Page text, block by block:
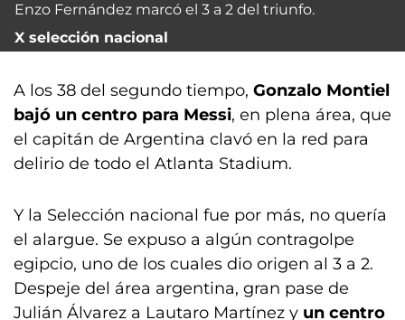
Enzo Fernández marcó el 3 a 2 del triunfo.
X selección nacional
A los 38 del segundo tiempo, Gonzalo Montiel
bajó un centro para Messi, en plena área, que
el capitán de Argentina clavó en la red para
delirio de todo el Atlanta Stadium.
Y la Selección nacional fue por más, no quería
el alargue. Se expuso a algún contragolpe
egipcio, uno de los cuales dio origen al 3 a 2.
Despeje del área argentina, gran pase de
Julián Álvarez a Lautaro Martínez y un centro